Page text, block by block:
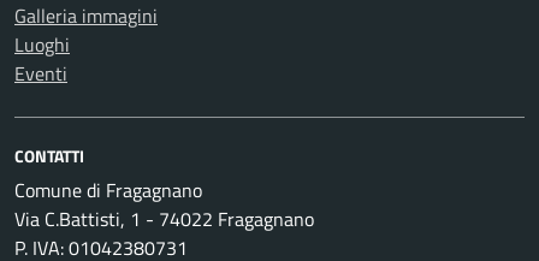
Galleria immagini
Luoghi
Eventi
CONTATTI
Comune di Fragagnano
Via C.Battisti, 1 - 74022 Fragagnano
P. IVA: 01042380731